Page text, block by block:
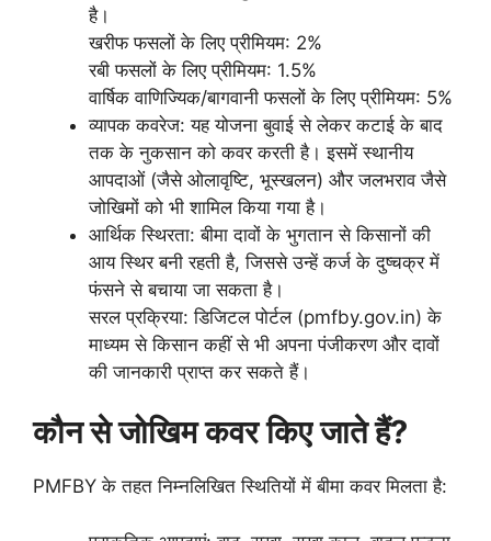
है।
खरीफ फसलों के लिए प्रीमियम: 2%
रबी फसलों के लिए प्रीमियम: 1.5%
वार्षिक वाणिज्यिक/बागवानी फसलों के लिए प्रीमियम: 5%
व्यापक कवरेज: यह योजना बुवाई से लेकर कटाई के बाद
तक के नुकसान को कवर करती है। इसमें स्थानीय
आपदाओं (जैसे ओलावृष्टि, भूस्खलन) और जलभराव जैसे
जोखिमों को भी शामिल किया गया है।
आर्थिक स्थिरता: बीमा दावों के भुगतान से किसानों की
आय स्थिर बनी रहती है, जिससे उन्हें कर्ज के दुष्चक्र में
फंसने से बचाया जा सकता है।
सरल प्रक्रिया: डिजिटल पोर्टल (pmfby.gov.in) के
माध्यम से किसान कहीं से भी अपना पंजीकरण और दावों
की जानकारी प्राप्त कर सकते हैं।
कौन से जोखिम कवर किए जाते हैं?
PMFBY के तहत निम्नलिखित स्थितियों में बीमा कवर मिलता है: